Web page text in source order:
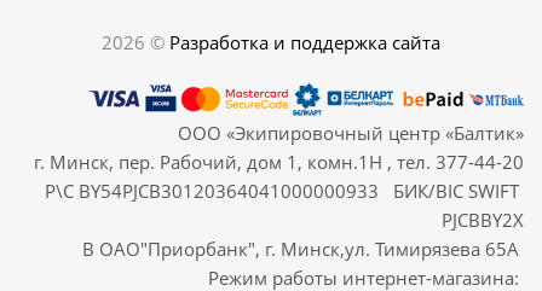
2026 © Разработка и поддержка сайта
ООО «Экипировочный центр «Балтик»
г. Минск, пер. Рабочий, дом 1, комн.1Н , тел. 377-44-20
Р\С BY54PJCB30120364041000000933 БИК/BIC SWIFT
PJCBBY2X
В ОАО"Приорбанк", г. Минск,ул. Тимирязева 65А
Режим работы интернет-магазина: